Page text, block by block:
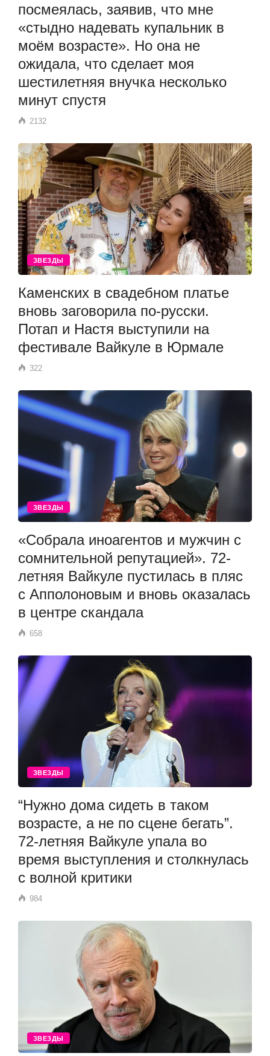
посмеялась, заявив, что мне
«стыдно надевать купальник в
моём возрасте». Но она не
ожидала, что сделает моя
шестилетняя внучка несколько
минут спустя
2132
ЗВЕЗДЫ
Каменских в свадебном платье
вновь заговорила по-русски.
Потап и Настя выступили на
фестивале Вайкуле в Юрмале
322
ЗВЕЗДЫ
«Собрала иноагентов и мужчин с
сомнительной репутацией». 72-
летняя Вайкуле пустилась в пляс
с Апполоновым и вновь оказалась
в центре скандала
658
ЗВЕЗДЫ
“Нужно дома сидеть в таком
возрасте, а не по сцене бегать”.
72-летняя Вайкуле упала во
время выступления и столкнулась
с волной критики
984
ЗВЕЗДЫ